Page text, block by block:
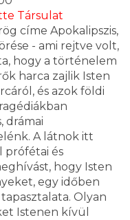
Társulat
címe Apokalipszis,
- ami rejtve volt,
hogy a történelem
harca zajlik Isten
és azok földi
drámai
A látnok itt
prófétai és
hogy Isten
egy időben
Olyan
Istenen kívül